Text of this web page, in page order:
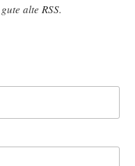
alte RSS.